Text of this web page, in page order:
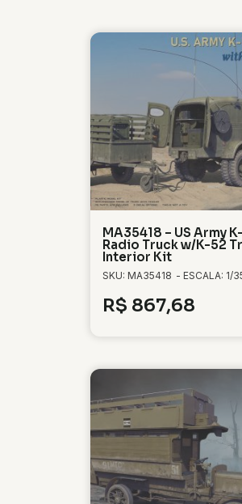
MA35418 – US Army
Radio Truck w/K-52
Interior Kit
SKU: MA35418 - ESCALA: 1/
R$ 867,68